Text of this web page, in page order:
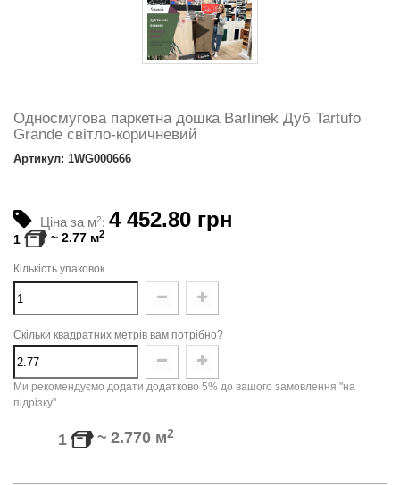
Односмугова паркетна дошка Barlinek Дуб Tartufo
Grande світло-коричневий
Артикул: 1WG000666
Ціна за м2: 4 452.80 грн
1 ~ 2.77 м2
Кількість упаковок
Скільки квадратних метрів вам потрібно?
Ми рекомендуємо додати додатково 5% до вашого замовлення "на
підрізку"
1 ~ 2.770 м2